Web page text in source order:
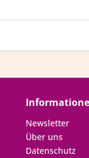
Newsletter
Über uns
Datenschutz